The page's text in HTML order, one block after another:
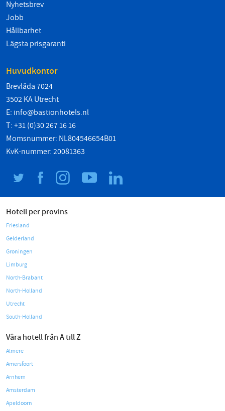
Nyhetsbrev
Jobb
Hållbarhet
Lägsta prisgaranti
Huvudkontor
Brevlåda 7024
3502 KA Utrecht
E: info@bastionhotels.nl
T: +31 (0)30 267 16 16
Momsnummer: NL804546654B01
KvK-nummer: 20081363
Hotell per provins
Friesland
Gelderland
Groningen
Limburg
North-Brabant
North-Holland
Utrecht
South-Holland
Våra hotell från A till Z
Almere
Amersfoort
Arnhem
Amsterdam
Apeldoorn